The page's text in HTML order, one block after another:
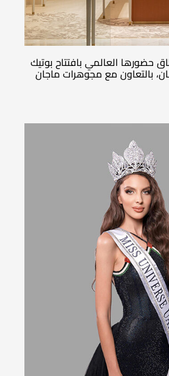
حضورها العالمي بافتتاح بوتيك
بالتعاون مع مجوهرات ماجان